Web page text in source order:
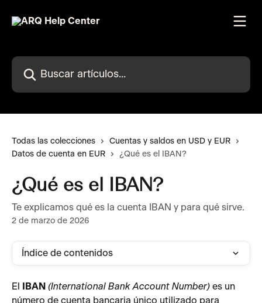
Buscar artículos...
Todas las colecciones
Cuentas y saldos en USD y EUR
Datos de cuenta en EUR
¿Qué es el IBAN?
¿Qué es el IBAN?
Te explicamos qué es la cuenta IBAN y para qué sirve.
2 de marzo de 2026
Índice de contenidos
El IBAN (International Bank Account Number) es un
número de cuenta bancaria único utilizado para